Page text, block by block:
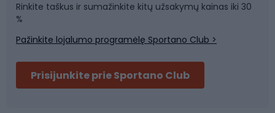
Rinkite taškus ir sumažinkite kitų užsakymų kainas iki 30
%
Pažinkite lojalumo programėlę Sportano Club >
Prisijunkite prie Sportano Club